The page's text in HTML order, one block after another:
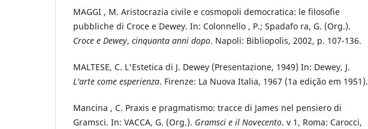
MAGGI , M. Aristocrazia civile e cosmopoli democratica: le filosofie
pubbliche di Croce e Dewey. In: Colonnello , P.; Spadafo ra, G. (Org.).
Croce e Dewey, cinquanta anni dopo. Napoli: Bibliopolis, 2002, p. 107-136.
MALTESE, C. L'Estetica di J. Dewey (Presentazione, 1949) In: Dewey, J.
L'arte come esperienza. Firenze: La Nuova Italia, 1967 (1a edição em 1951).
Mancina , C. Praxis e pragmatismo: tracce di James nel pensiero di
Gramsci. In: VACCA, G. (Org.). Gramsci e il Novecento. v 1, Roma: Carocci,